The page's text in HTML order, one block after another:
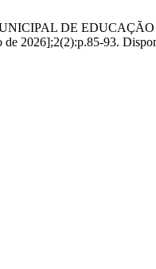
DE
2026];2(2):p.85-93.